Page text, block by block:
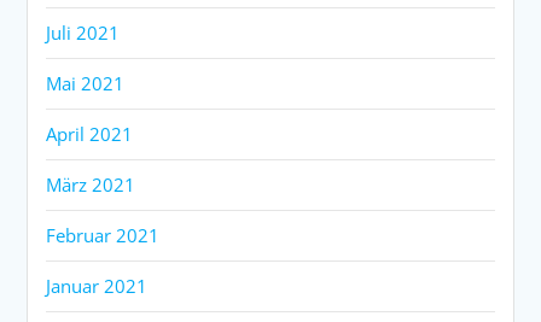
Juli 2021
Mai 2021
April 2021
März 2021
Februar 2021
Januar 2021